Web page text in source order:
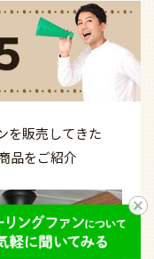
を販売してきた
品をご紹介